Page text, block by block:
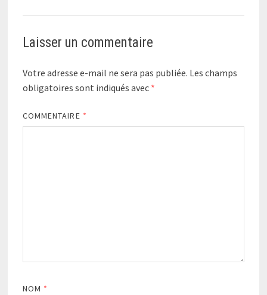
Laisser un commentaire
Votre adresse e-mail ne sera pas publiée. Les champs
obligatoires sont indiqués avec *
COMMENTAIRE *
NOM *